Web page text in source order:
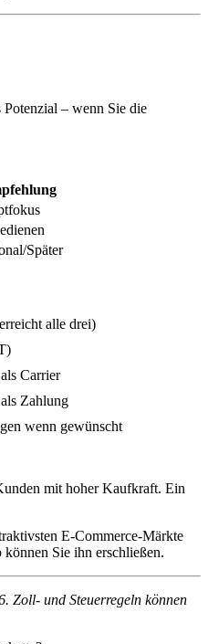
– wenn Sie die
Später
alle drei)
als Carrier
als Zahlung
wenn gewünscht
mit hoher Kaufkraft. Ein
E-Commerce-Märkte
Sie ihn erschließen.
Zoll- und Steuerregeln können